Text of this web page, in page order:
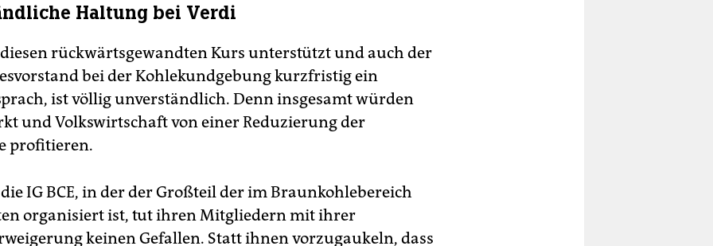
Haltung bei Verdi
diesen rückwärtsgewandten Kurs unterstützt und auch der
bei der Kohlekundgebung kurzfristig ein
ist völlig unverständlich. Denn insgesamt würden
und Volkswirtschaft von einer Reduzierung der
profitieren.
IG BCE, in der der Großteil der im Braunkohlebereich
organisiert ist, tut ihren Mitgliedern mit ihrer
keinen Gefallen. Statt ihnen vorzugaukeln, dass